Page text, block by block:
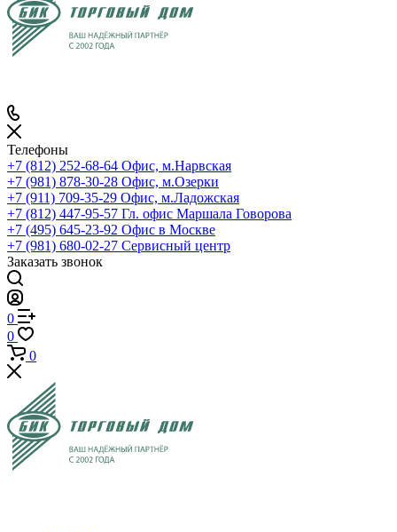
Телефоны
+7 (812) 252-68-64 Офис, м.Нарвская
+7 (981) 878-30-28 Офис, м.Озерки
+7 (911) 709-35-29 Офис, м.Ладожская
+7 (812) 447-95-57 Гл. офис Маршала Говорова
+7 (495) 645-23-92 Офис в Москве
+7 (981) 680-02-27 Сервисный центр
Заказать звонок
0
0
0